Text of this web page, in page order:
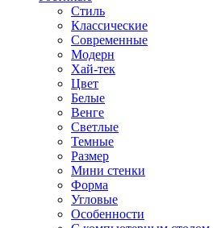
Стиль
Классические
Современные
Модерн
Хай-тек
Цвет
Белые
Венге
Светлые
Темные
Размер
Мини стенки
Форма
Угловые
Особенности